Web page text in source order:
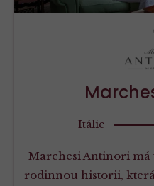
Itálie
Marchesi Antinori
rodinnou historii,